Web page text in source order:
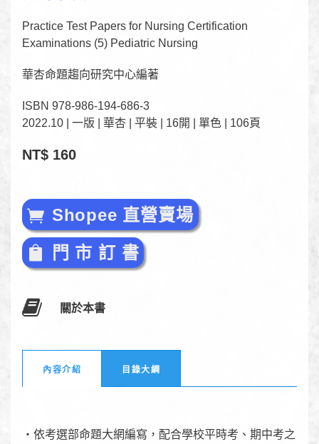
Practice Test Papers for Nursing Certification
Examinations (5) Pediatric Nursing
華杏命題趨向研究中心編著
ISBN 978-986-194-686-3
2022.10 | 一版 | 華杏 | 平裝 | 16開 | 單色 | 106頁
NT$ 160
Shopee 直營賣場
門 市 訂 書
關於本書
內容介紹 目錄大綱
‧依考選部命題大網編寫，配合學校平時考、期中考之